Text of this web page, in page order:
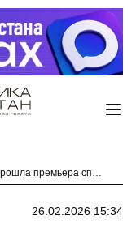
Бояться – в театр не ходить: в Альметьевске прошла премьера спектакля «Страх»
26.02.2026 15:34